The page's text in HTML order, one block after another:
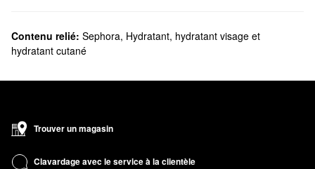
Contenu relié: Sephora, Hydratant, hydratant visage et
hydratant cutané
Trouver un magasin
Clavardage avec le service à la clientèle